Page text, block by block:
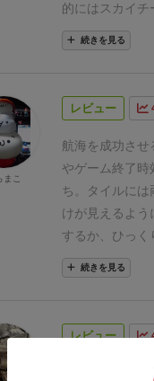
的にはスカイチ
いから、フラ
追記：2024年
番では袋からタ
け。どちらかの
金が多い方が勝
に置いても、
によっては、
じ行にたくさ
ど、色んな種類
が、引いたタ
イルを配置する
当然、タイルに
けど、３枚置
くと隣接する
続きを見る
レビュー
航海を成功さ
やゲーム終了
ち。
タイルに
けが見えるよ
するか、ひっく
たら、再びひ
わかりませんよ
置した際にボー
を一緒にして
続きを見る
まこ
レビュー
去年のドイツ